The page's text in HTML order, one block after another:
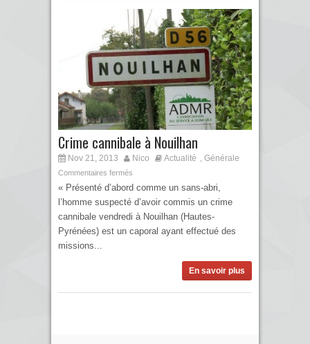
Crime cannibale à Nouilhan
Nov 21, 2013 Nico Actualité , Générale
Commentaires fermés
« Présenté d’abord comme un sans-abri,
l’homme suspecté d’avoir commis un crime
cannibale vendredi à Nouilhan (Hautes-
Pyrénées) est un caporal ayant effectué des
missions...
En savoir plus